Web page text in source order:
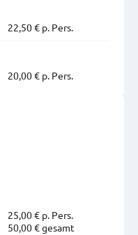
22,50 € p. Pers.
20,00 € p. Pers.
25,00 € p. Pers.
50,00 € gesamt